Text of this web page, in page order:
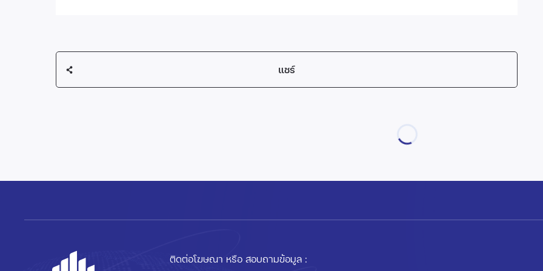
แชร์
ติดต่อโฆษณา หรือ สอบถามข้อมูล :